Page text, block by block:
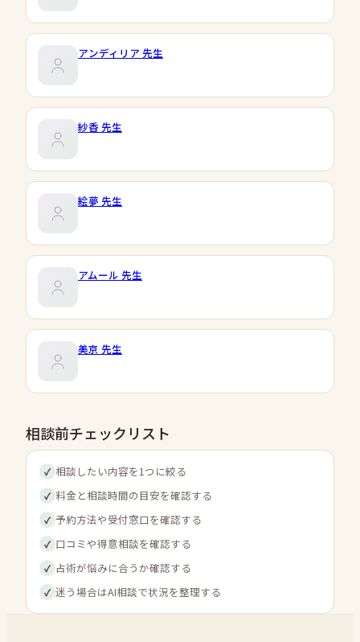
アンディリア 先生
紗香 先生
絵夢 先生
アムール 先生
美京 先生
相談前チェックリスト
✓ 相談したい内容を1つに絞る
✓ 料金と相談時間の目安を確認する
✓ 予約方法や受付窓口を確認する
✓ 口コミや得意相談を確認する
✓ 占術が悩みに合うか確認する
✓ 迷う場合はAI相談で状況を整理する